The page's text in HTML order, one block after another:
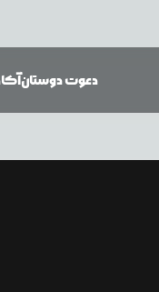
دعوت دوستان